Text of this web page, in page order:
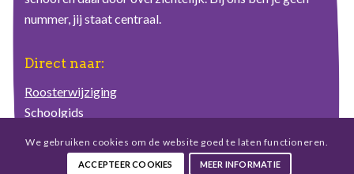
nummer, jij staat centraal.
Direct naar:
Roosterwijziging
Schoolgids
Ziekmelding
We gebruiken cookies om de website goed te laten functioneren.
ACCEPTEER COOKIES MEER INFORMATIE